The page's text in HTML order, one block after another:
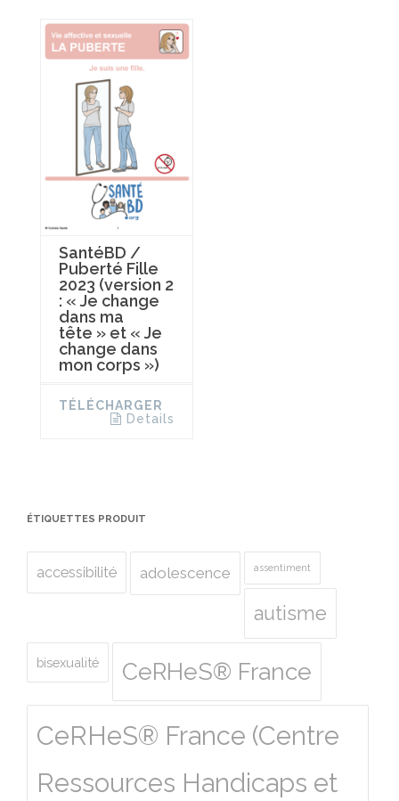
SantéBD /
Puberté Fille
2023 (version 2
: « Je change
dans ma
tête » et « Je
change dans
mon corps »)
TÉLÉCHARGER
Details
ÉTIQUETTES PRODUIT
accessibilité adolescence assentiment
autisme
bisexualité CeRHeS® France
CeRHeS® France (Centre
Ressources Handicaps et